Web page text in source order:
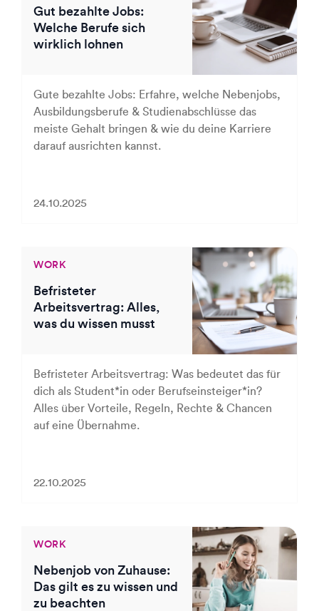
Gut bezahlte Jobs:
Welche Berufe sich
wirklich lohnen
Gute bezahlte Jobs: Erfahre, welche Nebenjobs,
Ausbildungsberufe & Studienabschlüsse das
meiste Gehalt bringen & wie du deine Karriere
darauf ausrichten kannst.
24.10.2025
WORK
Befristeter
Arbeitsvertrag: Alles,
was du wissen musst
Befristeter Arbeitsvertrag: Was bedeutet das für
dich als Student*in oder Berufseinsteiger*in?
Alles über Vorteile, Regeln, Rechte & Chancen
auf eine Übernahme.
22.10.2025
WORK
Nebenjob von Zuhause:
Das gilt es zu wissen und
zu beachten